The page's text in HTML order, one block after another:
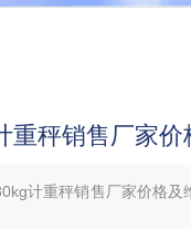
重秤销售厂家价
计重秤销售厂家价格及